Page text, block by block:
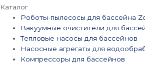
Каталог
Роботы-пылесосы для бассейна
Вакуумные очистители для
Тепловые насосы для бассейнов
Насосные агрегаты для
Компрессоры для бассейнов